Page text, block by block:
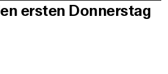
ersten Donnerstag